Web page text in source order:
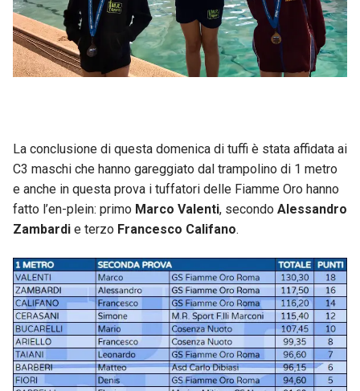
La conclusione di questa domenica di tuffi è stata affidata ai
C3 maschi che hanno gareggiato dal trampolino di 1 metro
e anche in questa prova i tuffatori delle Fiamme Oro hanno
fatto l’en-plein: primo Marco Valenti, secondo Alessandro
Zambardi e terzo Francesco Califano.